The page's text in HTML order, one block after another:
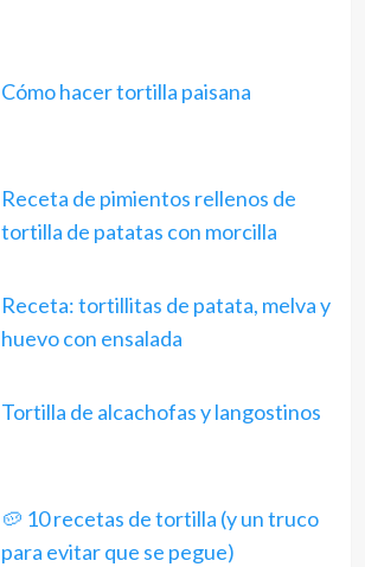
Cómo hacer tortilla paisana
Receta de pimientos rellenos de
tortilla de patatas con morcilla
Receta: tortillitas de patata, melva y
huevo con ensalada
Tortilla de alcachofas y langostinos
🥔 10 recetas de tortilla (y un truco
para evitar que se pegue)